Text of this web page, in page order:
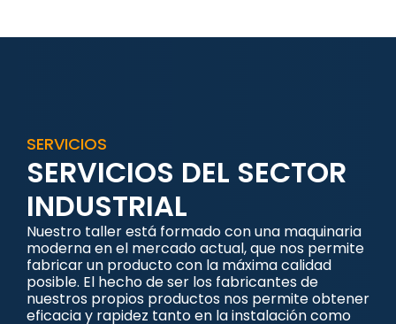
SERVICIOS
SERVICIOS DEL SECTOR
INDUSTRIAL
Nuestro taller está formado con una maquinaria
moderna en el mercado actual, que nos permite
fabricar un producto con la máxima calidad
posible. El hecho de ser los fabricantes de
nuestros propios productos nos permite obtener
eficacia y rapidez tanto en la instalación como